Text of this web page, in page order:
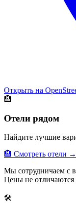
Открыть на
🏨
Отели рядом
Найдите лучшие
🏨 Смотреть отели →
Мы сотрудничаем с
Цены не
🛠